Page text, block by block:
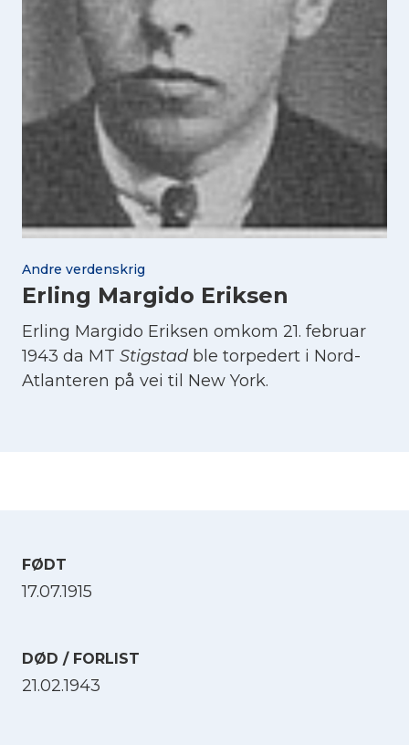
Andre verdenskrig
Erling Margido Eriksen
Erling Margido Eriksen omkom 21. februar
1943 da MT Stigstad ble torpedert i Nord-
Atlanteren på vei til New York.
FØDT
17.07.1915
DØD / FORLIST
21.02.1943